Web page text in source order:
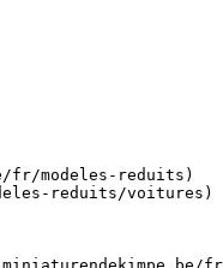
fr/modeles-reduits)
reduits/voitures)